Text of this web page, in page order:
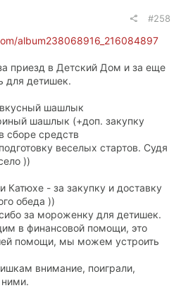
#258
album238068916_216084897
приезд в Детский Дом и за еще
для детишек.
шашлык
шашлык (+доп. закупку
сборе средств
веселых стартов. Судя
))
- за закупку и доставку
обеда ))
за мороженку для детишек.
в финансовой помощи, это
помощи, мы можем устроить
внимание, поиграли,
ними.